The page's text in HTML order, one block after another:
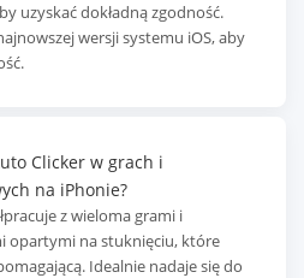
uzyskać dokładną zgodność.
wersji systemu iOS, aby
Clicker w grach i
na iPhonie?
z wieloma grami i
opartymi na stuknięciu, które
Idealnie nadaje się do